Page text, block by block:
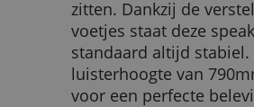
zitten. Dankzij de
voetjes staat deze
standaard altijd stabiel.
luisterhoogte van
voor een perfecte